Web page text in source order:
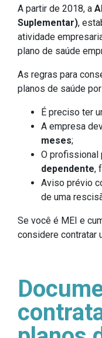
A partir de 2018, a
Suplementar),
atividade
plano de saúde
As regras para
planos de saúde
É preciso ter
A empresa
meses;
O profissional
dependente,
Aviso prévio
de uma
Se você é MEI e
considere contratar